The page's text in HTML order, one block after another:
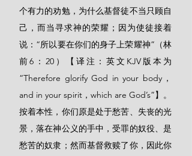
个有力的劝勉，为什么基督徒不当只顾自
己，而当寻求神的荣耀；因为使徒接着
说：“所以要在你们的身子上荣耀神”（林
前6：20）【译注：英文KJV版本为
“Therefore glorify God in your body，
and in your spirit，which are God’s”】。
按着本性，你们原是处于愁苦、失丧的光
景，落在神公义的手中，受罪的奴役、是
愁苦的奴隶；然而基督救赎了你，因此你